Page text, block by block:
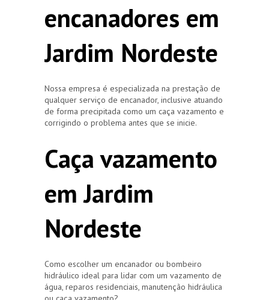
encanadores em
Jardim Nordeste
Nossa empresa é especializada na prestação de
qualquer serviço de encanador, inclusive atuando
de forma precipitada como um caça vazamento e
corrigindo o problema antes que se inicie.
Caça vazamento
em Jardim
Nordeste
Como escolher um encanador ou bombeiro
hidráulico ideal para lidar com um vazamento de
água, reparos residenciais, manutenção hidráulica